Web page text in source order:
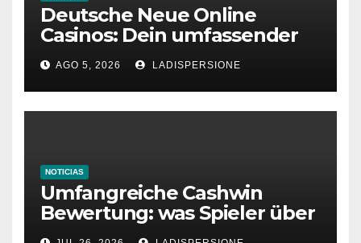
Deutsche Neue Online
Casinos: Dein umfassender
Ratgeber für moderne
Glücksspielplattformen
AGO 5, 2026 LADISPERSIONE
NOTICIAS
Umfangreiche Cashwin
Bewertung: was Spieler über
dieses Casino denken